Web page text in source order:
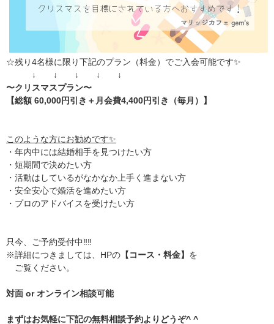
☆残り4名様に限り下記のプラン（料金）でご入会可能です✨
↓ ↓ ↓ ↓ ↓
〜クリスマスプラン〜
【総額 60,000円引き＋月会費4,400円引き（毎月）】
このような方にお勧めです✨
・年内中には結婚相手を見つけたい方
・短期間で決めたい方
・活動はしているがなかなか上手く進まない方
・安全安心で婚活を進めたい方
・プロのアドバイスを受けたい方
只今、ご予約受付中‼️‼️
※詳細につきましては、HPの 【コース・料金】 を
ご覧ください。
対面 or オンライン相談可能
まずはお気軽に下記の無料相談予約よりどうぞ^ ^